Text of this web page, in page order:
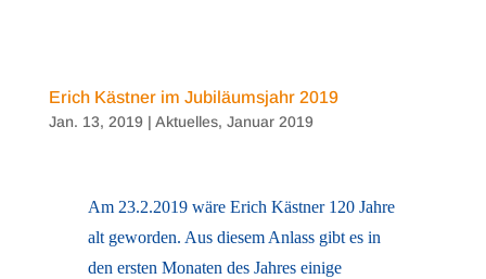
Erich Kästner im Jubiläumsjahr 2019
Jan. 13, 2019 | Aktuelles, Januar 2019
Am 23.2.2019 wäre Erich Kästner 120 Jahre
alt geworden. Aus diesem Anlass gibt es in
den ersten Monaten des Jahres einige